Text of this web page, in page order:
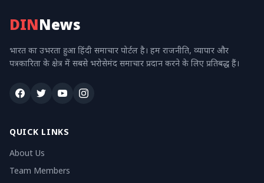
DINNews
भारत का उभरता हुआ हिंदी समाचार पोर्टल है। हम राजनीति, व्यापार और
पत्रकारिता के क्षेत्र में सबसे भरोसेमंद समाचार प्रदान करने के लिए प्रतिबद्ध हैं।
QUICK LINKS
About Us
Team Members